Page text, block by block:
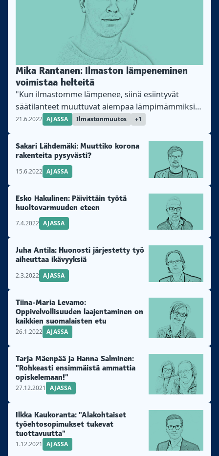
Mika Rantanen: Ilmaston lämpeneminen
voimistaa helteitä
"Kun ilmastomme lämpenee, siinä esiintyvät
säätilanteet muuttuvat aiempaa lämpimämmiksi",
kirjoittaa Ilmatieteen laitoksen tutkija Mika
21.6.2022 AJASSA Ilmastonmuutos +1
Sakari Lähdemäki: Muuttiko korona
rakenteita pysyvästi?
15.6.2022 AJASSA
Esko Hakulinen: Päivittäin työtä
huoltovarmuuden eteen
7.4.2022 AJASSA
Juha Antila: Huonosti järjestetty työ
aiheuttaa ikävyyksiä
2.3.2022 AJASSA
Tiina-Maria Levamo:
Oppivelvollisuuden laajentaminen on
kaikkien suomalaisten etu
26.1.2022 AJASSA
Tarja Mäenpää ja Hanna Salminen:
"Rohkeasti ensimmäistä ammattia
opiskelemaan!"
27.12.2021 AJASSA
Ilkka Kaukoranta: "Alakohtaiset
työehtosopimukset tukevat
tuottavuutta"
1.12.2021 AJASSA